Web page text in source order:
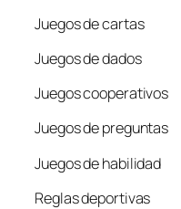
Juegos de cartas
Juegos de dados
Juegos cooperativos
Juegos de preguntas
Juegos de habilidad
Reglas deportivas